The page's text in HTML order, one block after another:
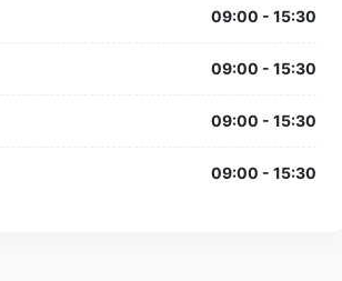
09:00 - 15:30
09:00 - 15:30
09:00 - 15:30
09:00 - 15:30